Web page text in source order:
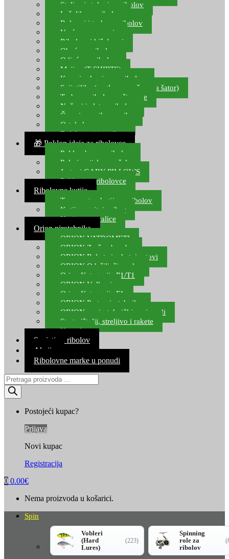
Stolice i stolovi za ribolov
Ležaljke za ribolov
Ruksaci i torbe za ribolov
Vreće za spavanje
Ribolovni kišobrani
Obuća za ribolov
Odjeća za ribolov
Majice (T-SHIRTS)
Kape i rukavice za ribolov
Svijetiljke (naglavne, ručne, za šator)
Torbe za ribolovne štapove
Noževi i alat za ribolov
Čamci za prihranu ribe
Ostala kamp oprema
Dalekozori i optika
🎁 Poklon ideje za ribolovce
Poklon bon za ribolov
Polarizacijske naočale
Jastuci GABY PILLOWS
Pokloni za ribolovce
Ribolovne kutije
Transportne kutije za ribolov
Kutije za sitni pribor
Kutije za varalice
Orion pirotehnika
ORION VATROMETI
ORION Zračne bombe
ORION Rakete i raketni setovi
ORION Odašiljači zvuka
Orion Kategorija P1/T1
ORION Vulkani
Orion Kategorija F1
ORION Party pirotehnika
ORION nepirotehnički proizvodi
Start pištolji, streljivo i rakete
Kontakt
Savjeti za ribolov
Akcija
Ribolovne marke u ponudi
Products
search
Postojeći kupac?
Prijava
Novi kupac
Registracija
0 0.00€
Nema proizvoda u košarici.
Spin
Vobleri
(Hard
Lures)
(223)
Spinning
role za
ribolov